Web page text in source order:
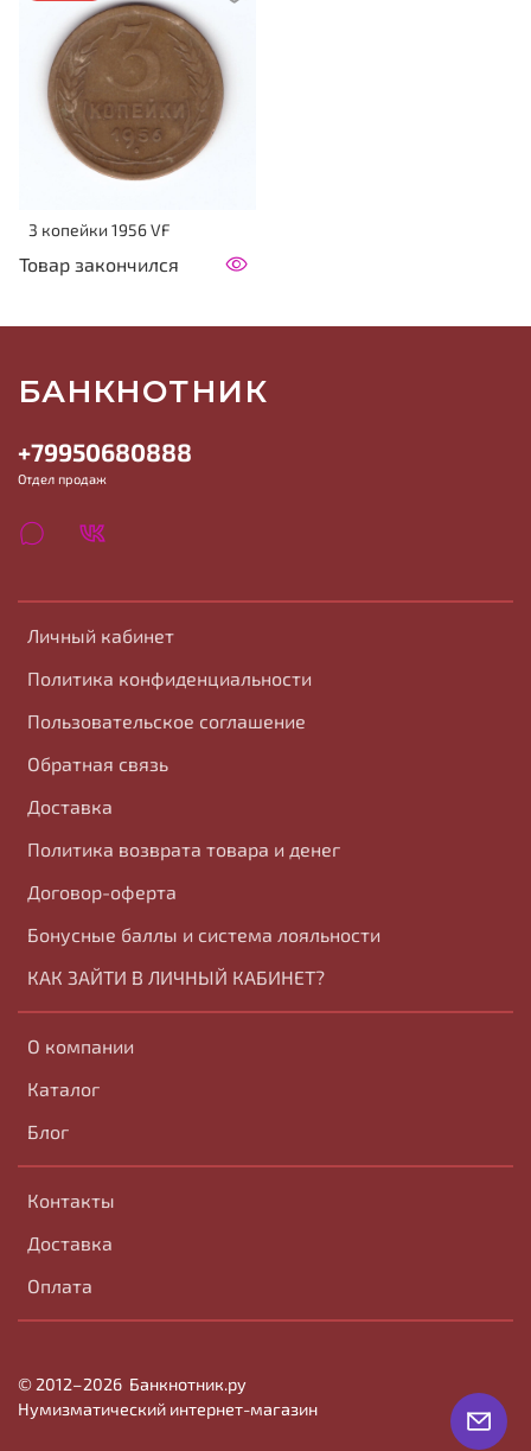
3 копейки 1956 VF
Товар закончился
Личный кабинет
Политика конфиденциальности
Пользовательское соглашение
Обратная связь
Доставка
Политика возврата товара и денег
Договор-оферта
Бонусные баллы и система лояльности
КАК ЗАЙТИ В ЛИЧНЫЙ КАБИНЕТ?
О компании
Каталог
Блог
Контакты
Доставка
Оплата
+79950680888
Отдел продаж
БАНКНОТНИК
© 2012–2026 Банкнотник.ру
Нумизматический интернет-магазин